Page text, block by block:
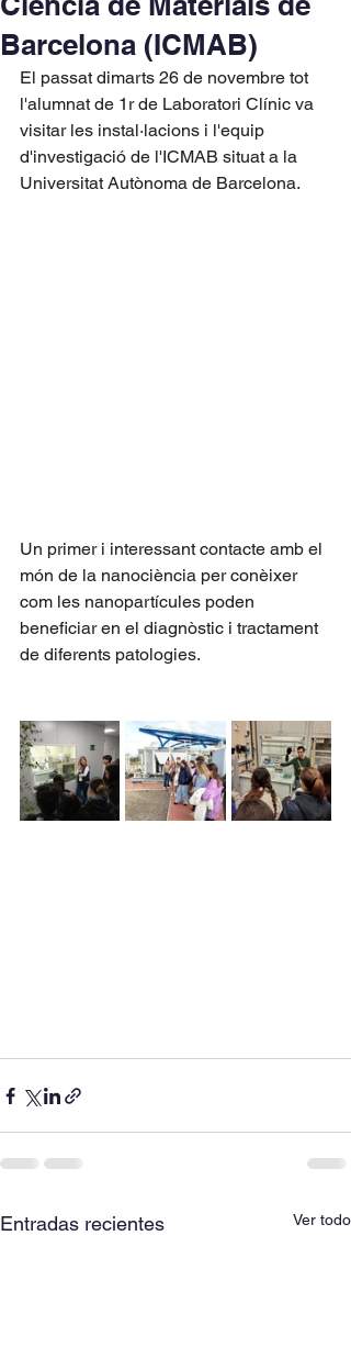
Barcelona (ICMAB)
El passat dimarts 26 de novembre tot
l'alumnat de 1r de Laboratori Clínic va
visitar les instal·lacions i l'equip
d'investigació de l'ICMAB situat a la
Universitat Autònoma de Barcelona.
Un primer i interessant contacte amb el
món de la nanociència per conèixer
com les nanopartícules poden
beneficiar en el diagnòstic i tractament
de diferents patologies.
Entradas recientes Ver todo